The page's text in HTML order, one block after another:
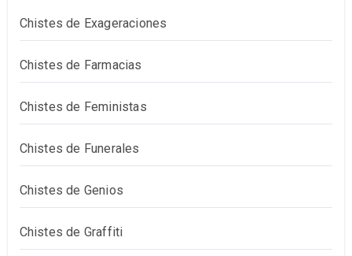
Chistes de Exageraciones
Chistes de Farmacias
Chistes de Feministas
Chistes de Funerales
Chistes de Genios
Chistes de Graffiti